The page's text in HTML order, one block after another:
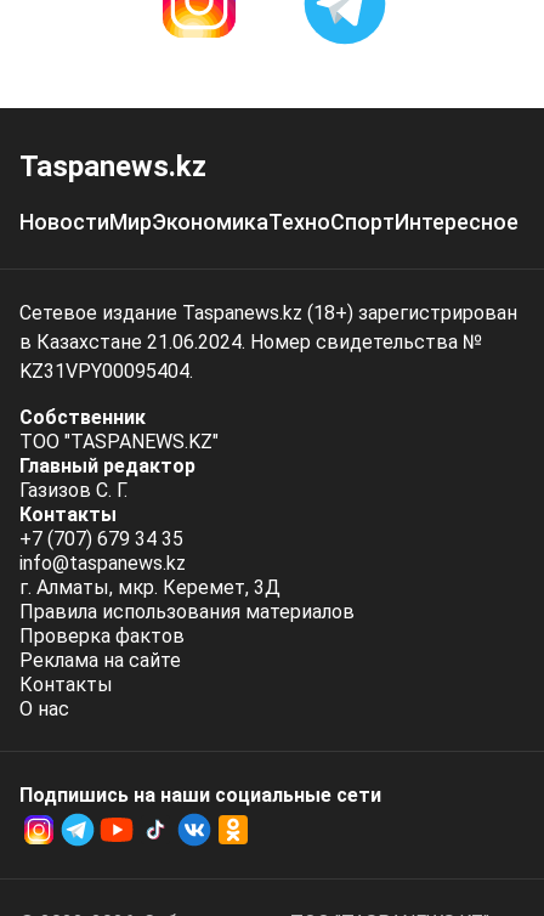
Taspanews.kz
НовостиМирЭкономикаТехноСпортИнтересное
Сетевое издание Taspanews.kz (18+) зарегистрирован
в Казахстане 21.06.2024. Номер свидетельства №
KZ31VPY00095404.
Собственник
ТОО "TASPANEWS.KZ"
Главный редактор
Газизов С. Г.
Контакты
+7 (707) 679 34 35
info@taspanews.kz
г. Алматы, мкр. Керемет, 3Д
Правила использования материалов
Проверка фактов
Реклама на сайте
Контакты
О нас
Подпишись на наши социальные cети